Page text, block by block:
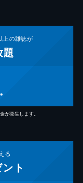
上の雑誌が
※
が発生します。
る
ト